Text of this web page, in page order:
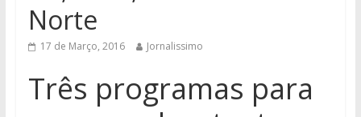
Norte
17 de Março, 2016 Jornalissimo
Três programas para